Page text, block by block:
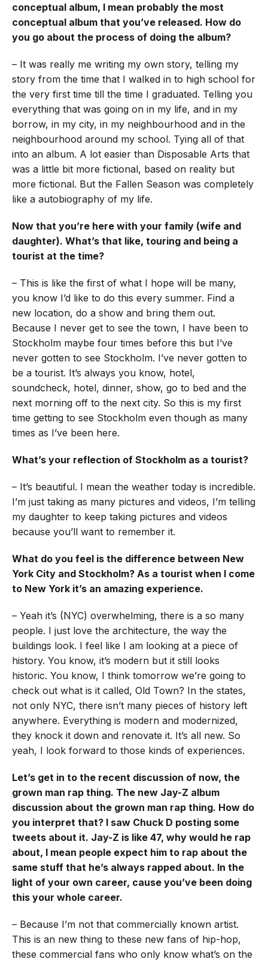
conceptual album, I mean probably the most
conceptual album that you’ve released. How do
you go about the process of doing the album?
– It was really me writing my own story, telling my
story from the time that I walked in to high school for
the very first time till the time I graduated. Telling you
everything that was going on in my life, and in my
borrow, in my city, in my neighbourhood and in the
neighbourhood around my school. Tying all of that
into an album. A lot easier than Disposable Arts that
was a little bit more fictional, based on reality but
more fictional. But the Fallen Season was completely
like a autobiography of my life.
Now that you’re here with your family (wife and
daughter). What’s that like, touring and being a
tourist at the time?
– This is like the first of what I hope will be many,
you know I’d like to do this every summer. Find a
new location, do a show and bring them out.
Because I never get to see the town, I have been to
Stockholm maybe four times before this but I’ve
never gotten to see Stockholm. I’ve never gotten to
be a tourist. It’s always you know, hotel,
soundcheck, hotel, dinner, show, go to bed and the
next morning off to the next city. So this is my first
time getting to see Stockholm even though as many
times as I’ve been here.
What’s your reflection of Stockholm as a tourist?
– It’s beautiful. I mean the weather today is incredible.
I’m just taking as many pictures and videos, I’m telling
my daughter to keep taking pictures and videos
because you’ll want to remember it.
What do you feel is the difference between New
York City and Stockholm? As a tourist when I come
to New York it’s an amazing experience.
– Yeah it’s (NYC) overwhelming, there is a so many
people. I just love the architecture, the way the
buildings look. I feel like I am looking at a piece of
history. You know, it’s modern but it still looks
historic. You know, I think tomorrow we’re going to
check out what is it called, Old Town? In the states,
not only NYC, there isn’t many pieces of history left
anywhere. Everything is modern and modernized,
they knock it down and renovate it. It’s all new. So
yeah, I look forward to those kinds of experiences.
Let’s get in to the recent discussion of now, the
grown man rap thing. The new Jay-Z album
discussion about the grown man rap thing. How do
you interpret that? I saw Chuck D posting some
tweets about it. Jay-Z is like 47, why would he rap
about, I mean people expect him to rap about the
same stuff that he’s always rapped about. In the
light of your own career, cause you’ve been doing
this your whole career.
– Because I’m not that commercially known artist.
This is an new thing to these new fans of hip-hop,
these commercial fans who only know what’s on the